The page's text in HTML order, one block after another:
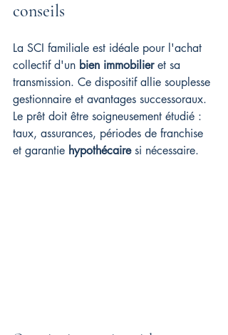
conseils
La SCI familiale est idéale pour l'achat
collectif d'un bien immobilier et sa
transmission. Ce dispositif allie souplesse
gestionnaire et avantages successoraux.
Le prêt doit être soigneusement étudié :
taux, assurances, périodes de franchise
et garantie hypothécaire si nécessaire.